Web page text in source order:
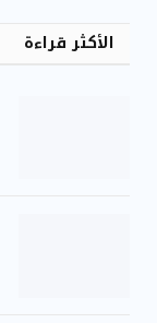
الأكثر قراءة